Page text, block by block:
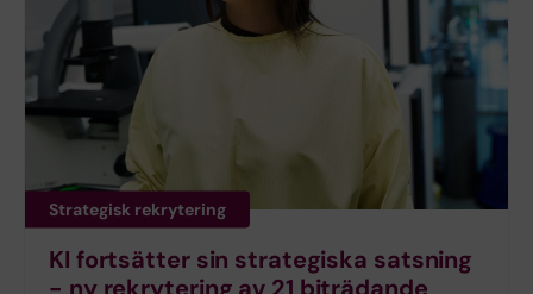
Strategisk rekrytering
KI fortsätter sin strategiska satsning